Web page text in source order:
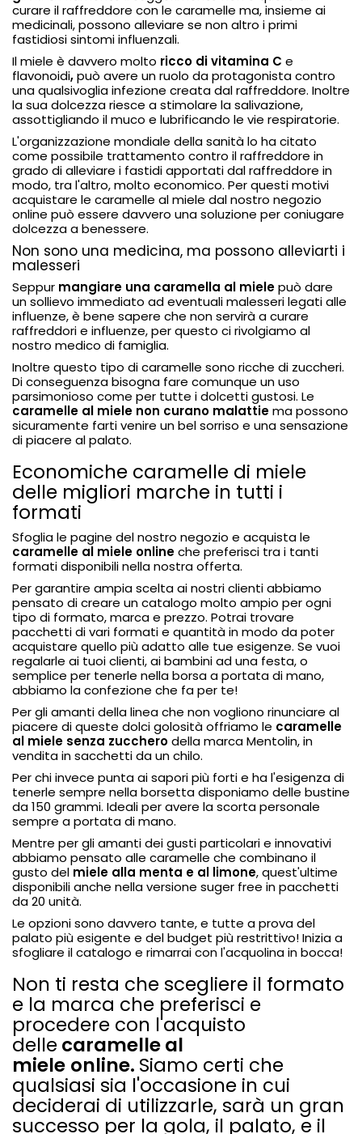
curare il raffreddore con le caramelle ma,insieme ai
medicinali, possono alleviare se non altro i primi
fastidiosi sintomi influenzali.
Il miele è davvero molto ricco di vitamina C e
flavonoidi,può avere un ruolo da protagonista contro
una qualsivoglia infezione creata dal raffreddore. Inoltre
la sua dolcezza riesce a stimolare la salivazione,
assottigliando il muco e lubrificando le vie respiratorie.
L'organizzazione mondiale della sanità lo ha citato
come possibile trattamento contro il raffreddore in
grado di alleviare i fastidi apportati dal raffreddore in
modo, tra l'altro, molto economico. Per questi motivi
acquistare le caramelle al miele dal nostro negozio
online può essere davvero una soluzione per coniugare
dolcezza a benessere.
Non sono una medicina, ma possono alleviarti i
malesseri
Seppur mangiare una caramella al mielepuò dare
un sollievo immediato ad eventuali malesseri legati alle
influenze, è bene sapere che non servirà a curare
raffreddori e influenze, per questo ci rivolgiamo al
nostro medico di famiglia.
Inoltre questo tipo di caramelle sono ricche di zuccheri.
Di conseguenza bisogna fare comunque un uso
parsimonioso come per tutte i dolcetti gustosi. Le
caramelle al miele non curano malattiema possono
sicuramente farti venire un bel sorriso e una sensazione
di piacere al palato.
Economiche caramelle di miele
delle migliori marche in tutti i
formati
Sfoglia le pagine del nostro negozio e acquista le
caramelle al miele onlineche preferisci tra i tanti
formati disponibili nella nostra offerta.
Per garantire ampia scelta ai nostri clienti abbiamo
pensato di creare un catalogo molto ampio perogni
tipo di formato, marca e prezzo. Potrai trovare
pacchetti di vari formati e quantità in modo da poter
acquistare quello più adatto alle tue esigenze. Se vuoi
regalarle ai tuoi clienti, ai bambini ad una festa, o
semplice per tenerle nella borsa a portata di mano,
abbiamo la confezione che fa per te!
Per gli amanti della linea che non vogliono rinunciare al
piacere di queste dolci golosità offriamo le caramelle
al miele senza zuccherodella marcaMentolin,in
vendita in sacchetti da un chilo.
Per chi invece punta ai sapori più forti e ha l'esigenza di
tenerle sempre nella borsetta disponiamo delle bustine
da 150 grammi. Ideali per avere la scorta personale
sempre a portata di mano.
Mentre per gli amanti dei gusti particolari e innovativi
abbiamo pensato alle caramelle che combinano il
gusto del miele alla menta e al limone, quest'ultime
disponibili anche nella versione suger free in pacchetti
da 20 unità.
Le opzioni sono davvero tante, e tutte a prova del
palato più esigente e del budget più restrittivo! Inizia a
sfogliare il catalogo e rimarrai con l'acquolina in bocca!
Non ti resta che scegliere il formato
e la marca che preferisci e
procedere con l'acquisto
dellecaramelle al
miele online. Siamo certi che
qualsiasi sia l'occasione in cui
deciderai di utilizzarle, sarà un gran
successo per la gola, il palato, e il